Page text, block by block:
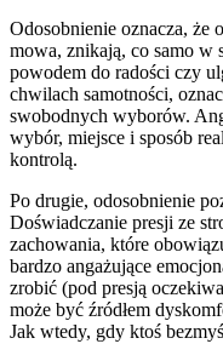
Odosobnienie oznacza, że
mowa, znikają, co samo w
powodem do radości czy
chwilach samotności,
swobodnych wyborów.
wybór, miejsce i sposób
kontrolą.
Po drugie, odosobnienie
Doświadczanie presji ze
zachowania, które
bardzo angażujące
zrobić (pod presją
może być źródłem
Jak wtedy, gdy ktoś